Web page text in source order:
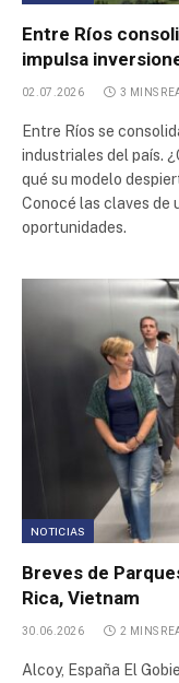
Entre Ríos
impulsa
02.07.2026 3 MINS
Entre Ríos se
industriales del país.
qué su modelo
Conocé las claves de
oportunidades.
NOTICIAS
Breves de
Rica, Vietnam
30.06.2026 2 MINS
Alcoy, España El